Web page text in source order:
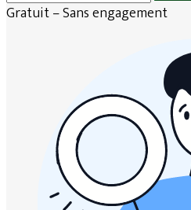
Gratuit – Sans engagement